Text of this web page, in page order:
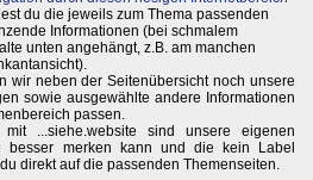
du die jeweils zum Thema passenden
Informationen (bei schmalem
unten angehängt, z.B. am manchen
wir neben der Seitenübersicht noch unsere
sowie ausgewählte andere Informationen
passen.
...siehe.website sind unsere eigenen
besser merken kann und die kein Label
direkt auf die passenden Themenseiten.